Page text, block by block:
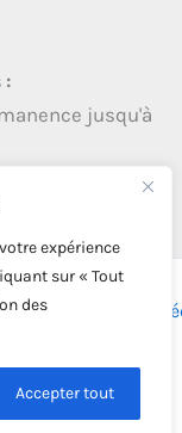
expérience
sur « Tout
des
Accepter tout
:
jusqu'à
- | Webmaster